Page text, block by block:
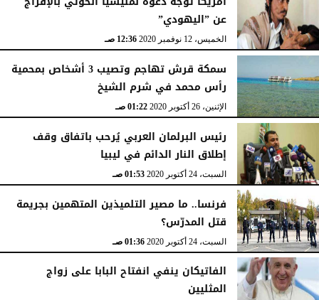
عن ”اليهودي”
الخميس، 12 نوفمبر 2020 12:36 صـ
سمكة قرش تهاجم وتصيب 3 أشخاص بمحمية
رأس محمد في شرم الشيخ
الإثنين، 26 أكتوبر 2020 01:22 صـ
رئيس البرلمان العربي يُرحب باتفاق وقف
إطلاق النار الدائم في ليبيا
السبت، 24 أكتوبر 2020 01:53 صـ
فرنسا.. ما مصير التلميذين المتهمين بجريمة
قتل المدرّس؟
السبت، 24 أكتوبر 2020 01:36 صـ
الفاتيكان ينفي انفتاح البابا على زواج
المثليين